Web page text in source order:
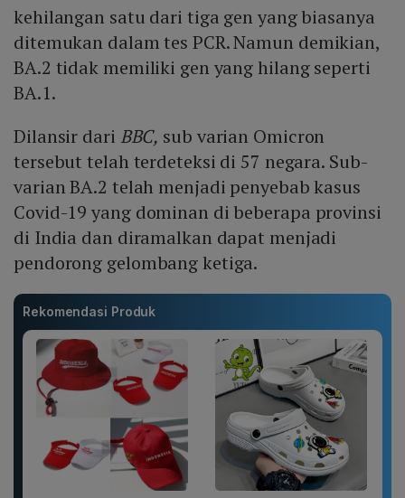
kehilangan satu dari tiga gen yang biasanya
ditemukan dalam tes PCR. Namun demikian,
BA.2 tidak memiliki gen yang hilang seperti
BA.1.
Dilansir dari BBC, sub varian Omicron
tersebut telah terdeteksi di 57 negara. Sub-
varian BA.2 telah menjadi penyebab kasus
Covid-19 yang dominan di beberapa provinsi
di India dan diramalkan dapat menjadi
pendorong gelombang ketiga.
Rekomendasi Produk